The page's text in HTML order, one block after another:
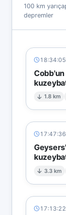
100 km
depremler
18:34:05
Cobb'un
1.8 km
17:47:36
3.3 km
17:13:22